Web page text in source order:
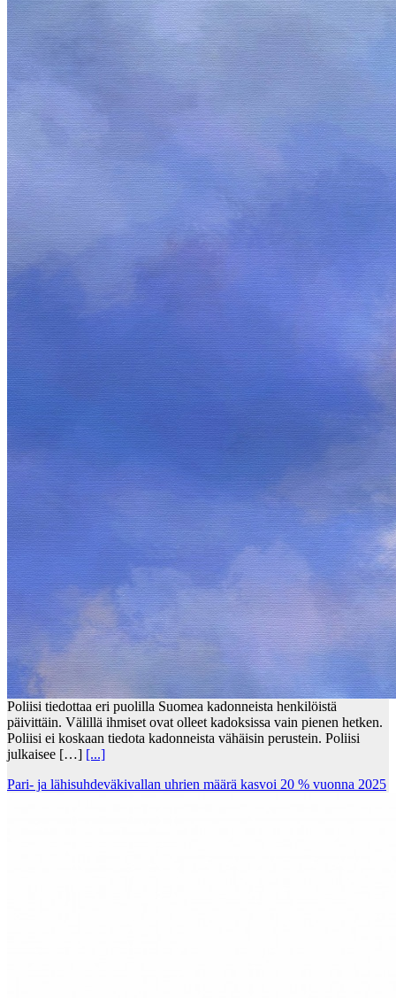
Poliisi tiedottaa eri puolilla Suomea kadonneista henkilöistä
päivittäin. Välillä ihmiset ovat olleet kadoksissa vain pienen hetken.
Poliisi ei koskaan tiedota kadonneista vähäisin perustein. Poliisi
julkaisee […] [...]
Pari- ja lähisuhdeväkivallan uhrien määrä kasvoi 20 % vuonna 2025